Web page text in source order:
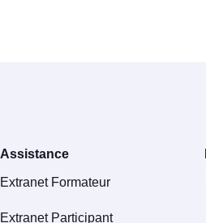
Assistance
Extranet Formateur
Extranet Participant